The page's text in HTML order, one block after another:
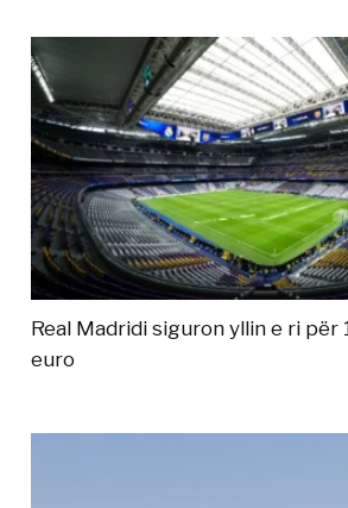
Real Madridi siguron yllin e ri për
euro